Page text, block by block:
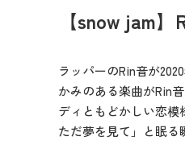
【snow jam】
ラッパーのRin音が
かみのある楽曲がRin
ディともどかしい恋
ただ夢を見て」と眠る